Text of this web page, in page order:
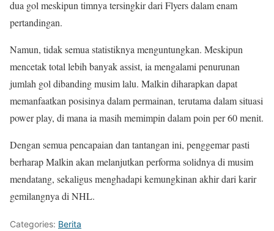
dua gol meskipun timnya tersingkir dari Flyers dalam enam
pertandingan.
Namun, tidak semua statistiknya menguntungkan. Meskipun
mencetak total lebih banyak assist, ia mengalami penurunan
jumlah gol dibanding musim lalu. Malkin diharapkan dapat
memanfaatkan posisinya dalam permainan, terutama dalam situasi
power play, di mana ia masih memimpin dalam poin per 60 menit.
Dengan semua pencapaian dan tantangan ini, penggemar pasti
berharap Malkin akan melanjutkan performa solidnya di musim
mendatang, sekaligus menghadapi kemungkinan akhir dari karir
gemilangnya di NHL.
Categories: Berita